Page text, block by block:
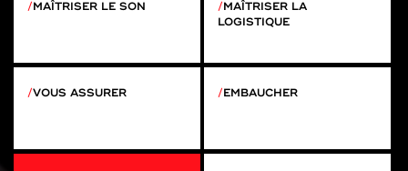
MAÎTRISER LE SON
MAÎTRISER LA
LOGISTIQUE
VOUS ASSURER EMBAUCHER